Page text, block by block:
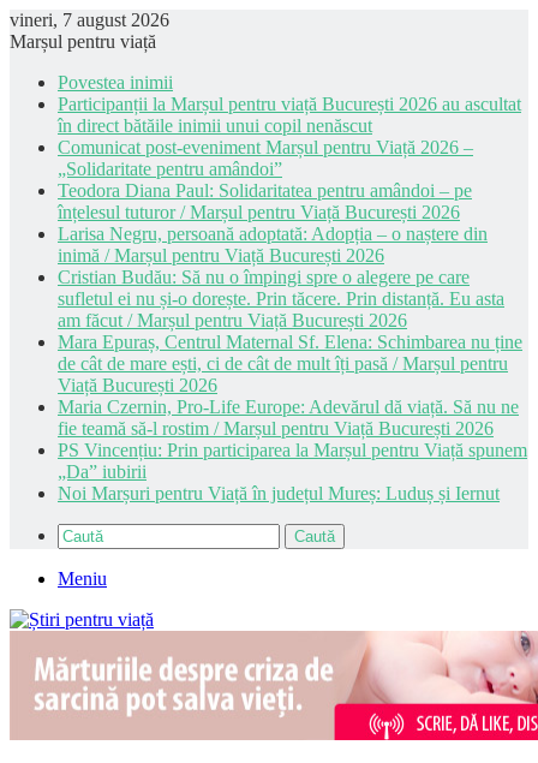
vineri, 7 august 2026
Marșul pentru viață
Povestea inimii
Participanții la Marșul pentru viață București 2026 au ascultat
în direct bătăile inimii unui copil nenăscut
Comunicat post-eveniment Marșul pentru Viață 2026 –
„Solidaritate pentru amândoi”
Teodora Diana Paul: Solidaritatea pentru amândoi – pe
înțelesul tuturor / Marșul pentru Viață București 2026
Larisa Negru, persoană adoptată: Adopția – o naștere din
inimă / Marșul pentru Viață București 2026
Cristian Budău: Să nu o împingi spre o alegere pe care
sufletul ei nu și-o dorește. Prin tăcere. Prin distanță. Eu asta
am făcut / Marșul pentru Viață București 2026
Mara Epuraș, Centrul Maternal Sf. Elena: Schimbarea nu ține
de cât de mare ești, ci de cât de mult îți pasă / Marșul pentru
Viață București 2026
Maria Czernin, Pro-Life Europe: Adevărul dă viață. Să nu ne
fie teamă să-l rostim / Marșul pentru Viață București 2026
PS Vincențiu: Prin participarea la Marșul pentru Viață spunem
„Da” iubirii
Noi Marșuri pentru Viață în județul Mureș: Luduș și Iernut
Caută
Meniu